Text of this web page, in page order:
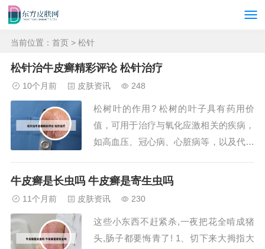
当前位置： 首页 > 松针
松针治牛皮癣精彩评论 松针治疗
10个月前 皮肤资讯 248
松树叶的作用? 松树的叶子具有药用价
值，可用于治疗与氧化应激相关的疾病，
如高血压、冠心病、心脏病等，以及代谢
健作用同样值得关注。松针含有丰富的氨
防止低血糖：松树叶中的糖类成分可以有
效预防低血...
牛皮癣是长虫吗 牛皮癣是寄生虫吗
11个月前 皮肤资讯 230
这些小东西不赶紧杀,一夜把花全啃成猪
头,肠子都要悔青了! 1、切下来大拇指大